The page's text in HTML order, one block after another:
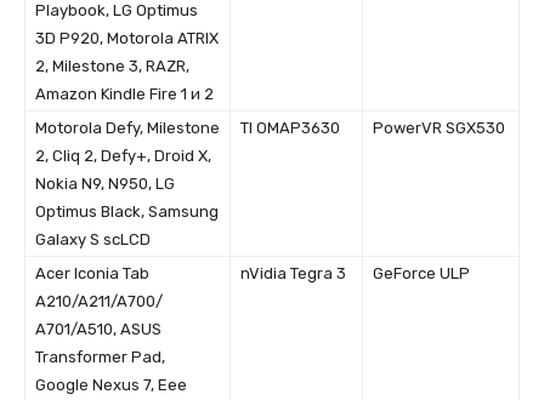
Playbook, LG Optimus
3D P920, Motorola ATRIX
2, Milestone 3, RAZR,
Amazon Kindle Fire 1 и 2
Motorola Defy, Milestone
2, Cliq 2, Defy+, Droid X,
Nokia N9, N950, LG
Optimus Black, Samsung
Galaxy S scLCD
TI OMAP3630 PowerVR SGX530
Acer Iconia Tab
A210/A211/A700/
A701/A510, ASUS
Transformer Pad,
Google Nexus 7, Eee
nVidia Tegra 3 GeForce ULP